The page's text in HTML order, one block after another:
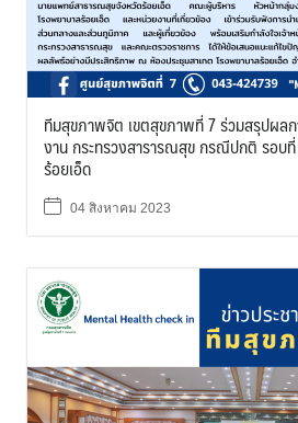
ทีมสุขภาพจิต เขตสุขภาพที่ 7 ร่วมสรุปผลก
งาน กระทรวงสารารณสุข กรณีปกติ รอบ
ร้อยเอ็ด
04 สิงหาคม 2023